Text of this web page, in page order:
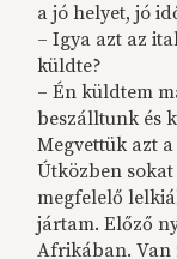
a jó helyet, jó
– Igya azt az
küldte?
– Én küldtem
beszálltunk és
Megvettük azt
Útközben
megfelelő
jártam. Előző
Afrikában. Van